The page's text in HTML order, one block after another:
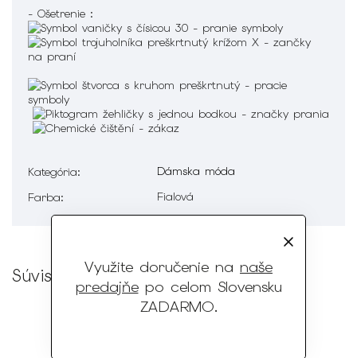
Využite doručenie na naše
predajňepo celom Slovensku
ZADARMO.
- Ošetrenie :
Kategória:
Dámska móda
Farba: Fialová
Súvisiaci tovar